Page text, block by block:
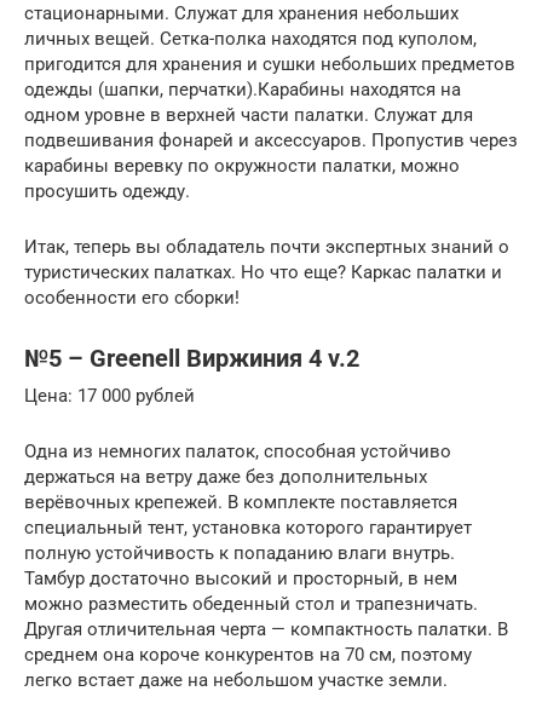
стационарными. Служат для хранения небольших
личных вещей. Сетка-полка находятся под куполом,
пригодится для хранения и сушки небольших предметов
одежды (шапки, перчатки).Карабины находятся на
одном уровне в верхней части палатки. Служат для
подвешивания фонарей и аксессуаров. Пропустив через
карабины веревку по окружности палатки, можно
просушить одежду.
Итак, теперь вы обладатель почти экспертных знаний о
туристических палатках. Но что еще? Каркас палатки и
особенности его сборки!
№5 – Greenell Виржиния 4 v.2
Цена: 17 000 рублей
Одна из немногих палаток, способная устойчиво
держаться на ветру даже без дополнительных
верёвочных крепежей. В комплекте поставляется
специальный тент, установка которого гарантирует
полную устойчивость к попаданию влаги внутрь.
Тамбур достаточно высокий и просторный, в нем
можно разместить обеденный стол и трапезничать.
Другая отличительная черта — компактность палатки. В
среднем она короче конкурентов на 70 см, поэтому
легко встает даже на небольшом участке земли.